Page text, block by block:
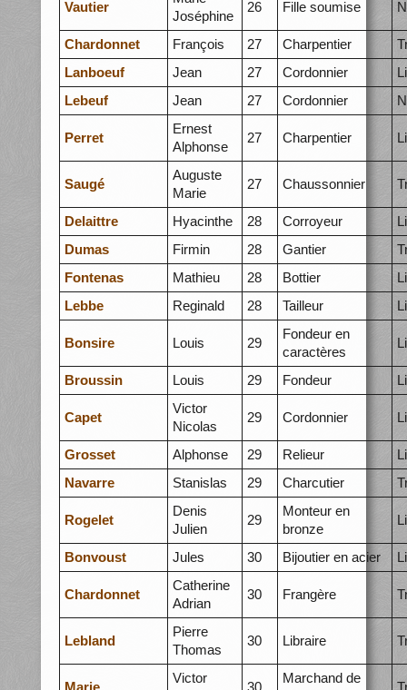
Vautier
Joséphine
26 Fille soumise
Chardonnet François 27 Charpentier
Lanboeuf
Jean 27 Cordonnier
Lebeuf
Jean 27 Cordonnier
Perret
Ernest
Alphonse
27 Charpentier
Saugé
Auguste
Marie
27 Chaussonnier
Delaittre Hyacinthe 28 Corroyeur
Dumas
Firmin 28 Gantier
Fontenas
Mathieu 28 Bottier
Lebbe
Reginald 28 Tailleur
Bonsire Louis 29
Fondeur en
caractères
Broussin Louis 29 Fondeur
Capet
Victor
Nicolas
29 Cordonnier
Grosset Alphonse 29 Relieur
Navarre
Stanislas 29 Charcutier
Rogelet
Denis
Julien
29
Monteur en
bronze
Bonvoust Jules 30 Bijoutier en acier
Chardonnet
Catherine
Adrian
30 Frangère
Lebland
Pierre
Thomas
30 Libraire
Victor
Marchand de